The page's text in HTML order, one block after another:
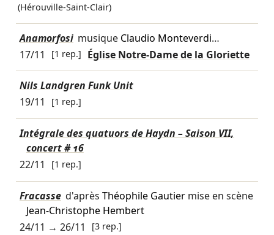
(Hérouville-Saint-Clair)
Anamorfosi musique Claudio Monteverdi…
17/11
[1 rep.] Église Notre-Dame de la Gloriette
Nils Landgren Funk Unit
19/11
[1 rep.]
Intégrale des quatuors de Haydn – Saison VII,
concert # 16
22/11
[1 rep.]
Fracasse d'après Théophile Gautiermise en scène
Jean-Christophe Hembert
24/11 → 26/11 [3 rep.]